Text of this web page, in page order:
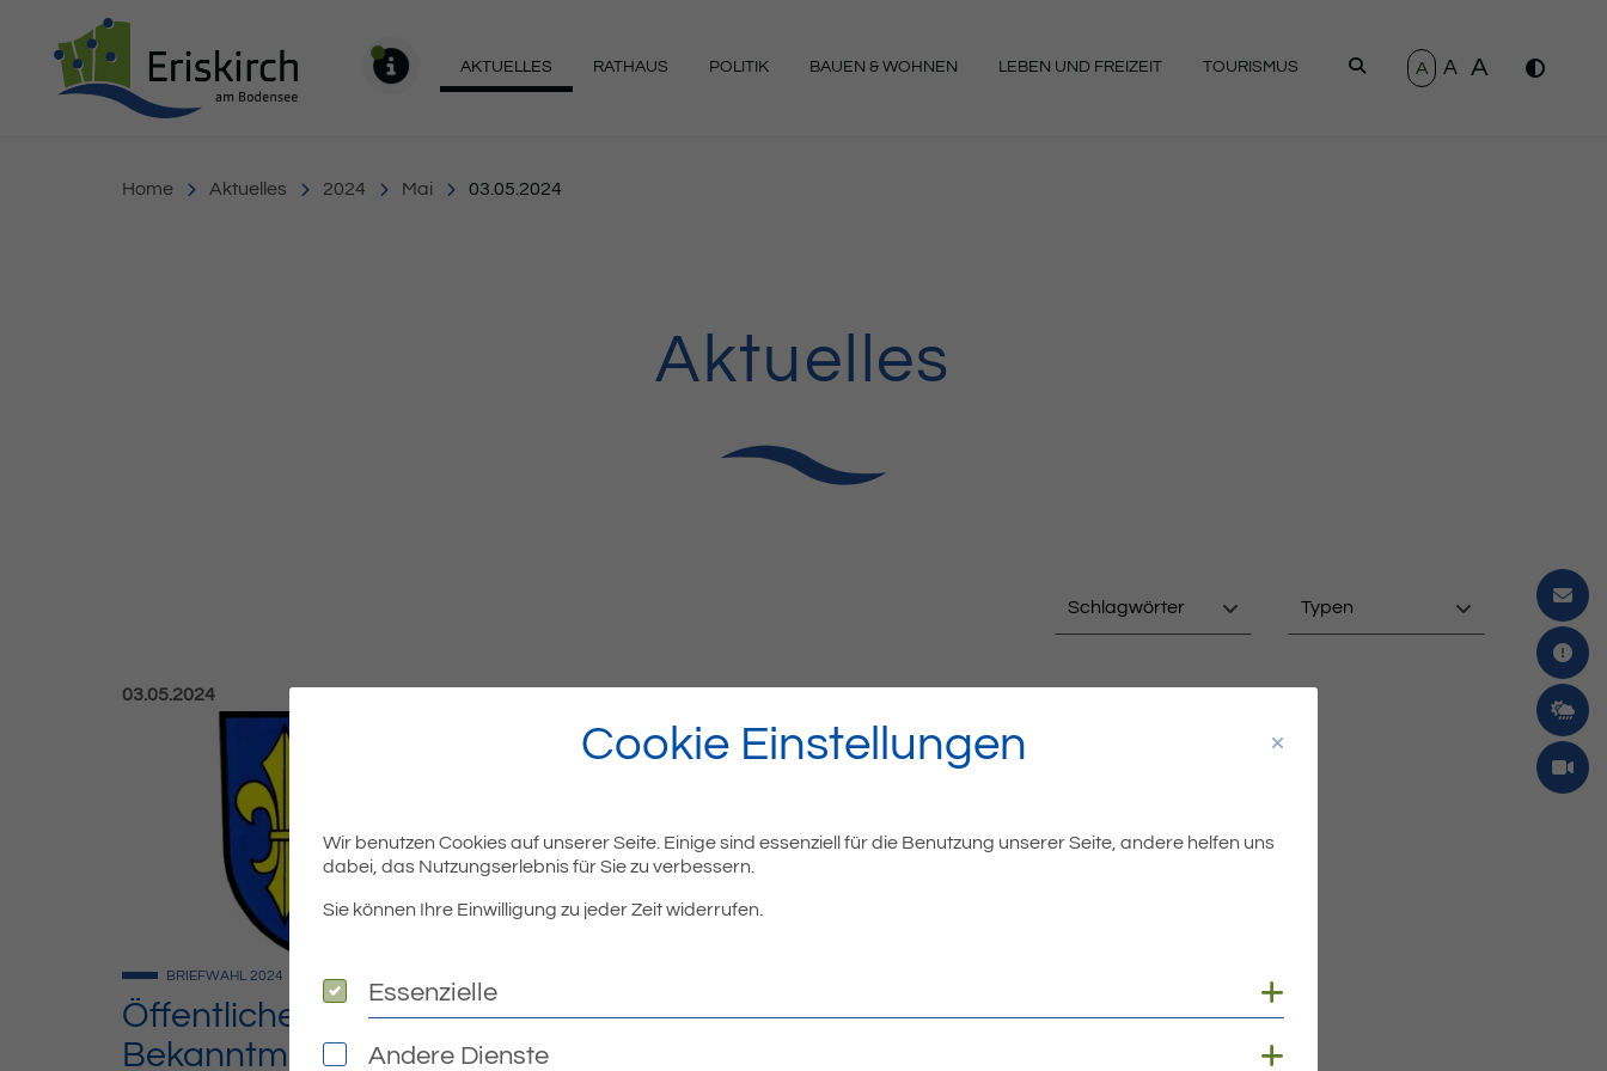
AKTUELLES RATHAUS POLITIK BAUEN & WOHNEN LEBEN UND FREIZEIT TOURISMUS SUCHEN
A A A
Home Aktuelles 2024 Mai 03.05.2024
Aktuelles
Schlagwörter Typen
Veröffentlicht am:
03.05.2024
Öffentliche
Bekanntmachung über
BRIEFWAHL 2024
Cookie Einstellungen
Wir benutzen Cookies auf unserer Seite. Einige sind essenziell für die Benutzung unserer Seite, andere helfen uns
dabei, das Nutzungserlebnis für Sie zu verbessern.
Sie können Ihre Einwilligung zu jeder Zeit widerrufen.
Essenzielle
Essenzielle
Andere Dienste
Andere Dienste